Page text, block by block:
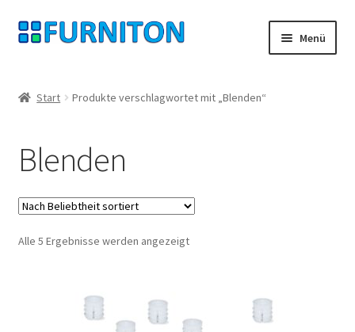
Zur
Navigation
Zum
Inhalt
Menü
Datenschutz
Widerrufsrecht
Kontakt
Start Produkte verschlagwortet mit „Blenden“
Blenden
Alle 5 Ergebnisse werden angezeigtNach